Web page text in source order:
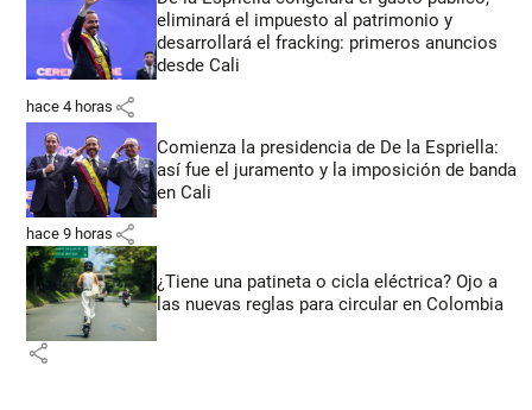
eliminará el impuesto al patrimonio y
desarrollará el fracking: primeros anuncios
desde Cali
hace 4 horas share
Comienza la presidencia de De la Espriella:
así fue el juramento y la imposición de banda
en Cali
hace 9 horas share
¿Tiene una patineta o cicla eléctrica? Ojo a
las nuevas reglas para circular en Colombia
share